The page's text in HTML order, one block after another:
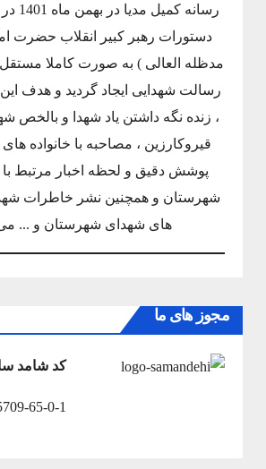
رسانه
دستورات رهبر کبیر انقلاب حضرت
مدظله العالی ) به صورت کاملا مستقل
رسالت شهدایی ایجاد گردید و هدف این
، زنده نگه داشتن یاد شهدا و بالخص
قیروکارزین ، مصاحبه با خانواده
پوشش دقیق و لحظه اخبار مرتبط
شهرستان و همچنین نشر خاطرات
های شهدای شهرستان و ...
مجوز های ما
کد شامد
65-0-1